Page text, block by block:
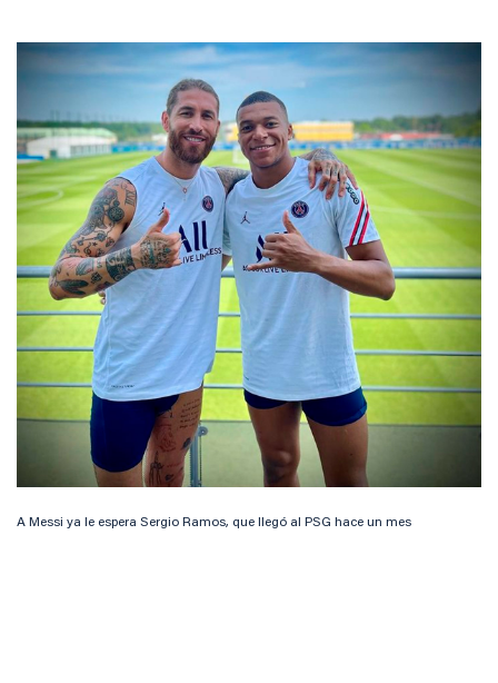
A Messi ya le espera Sergio Ramos, que llegó al PSG hace un mes